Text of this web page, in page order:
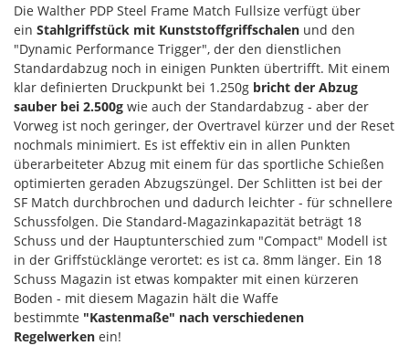
Die Walther PDP Steel Frame Match Fullsize verfügt über
ein Stahlgriffstück mit Kunststoffgriffschalen und den
"Dynamic Performance Trigger", der den dienstlichen
Standardabzug noch in einigen Punkten übertrifft. Mit einem
klar definierten Druckpunkt bei 1.250g bricht der Abzug
sauber bei 2.500g wie auch der Standardabzug - aber der
Vorweg ist noch geringer, der Overtravel kürzer und der Reset
nochmals minimiert. Es ist effektiv ein in allen Punkten
überarbeiteter Abzug mit einem für das sportliche Schießen
optimierten geraden Abzugszüngel. Der Schlitten ist bei der
SF Match durchbrochen und dadurch leichter - für schnellere
Schussfolgen. Die Standard-Magazinkapazität beträgt 18
Schuss und der Hauptunterschied zum "Compact" Modell ist
in der Griffstücklänge verortet: es ist ca. 8mm länger. Ein 18
Schuss Magazin ist etwas kompakter mit einen kürzeren
Boden - mit diesem Magazin hält die Waffe
bestimmte "Kastenmaße" nach verschiedenen
Regelwerken ein!